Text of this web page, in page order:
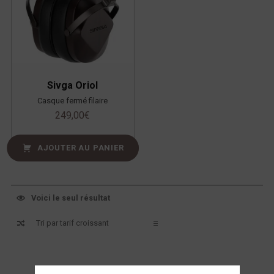
Sivga Oriol
Casque fermé filaire
249,00€
AJOUTER AU PANIER
Voici le seul résultat